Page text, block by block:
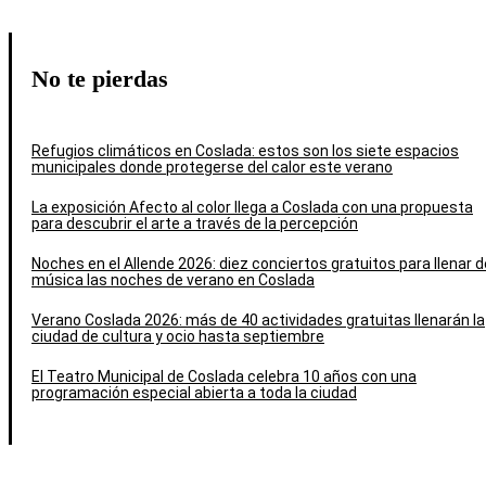
No te pierdas
Refugios climáticos en Coslada: estos son los siete espacios
municipales donde protegerse del calor este verano
La exposición Afecto al color llega a Coslada con una propuesta
para descubrir el arte a través de la percepción
Noches en el Allende 2026: diez conciertos gratuitos para llenar
música las noches de verano en Coslada
Verano Coslada 2026: más de 40 actividades gratuitas llenarán la
ciudad de cultura y ocio hasta septiembre
El Teatro Municipal de Coslada celebra 10 años con una
programación especial abierta a toda la ciudad